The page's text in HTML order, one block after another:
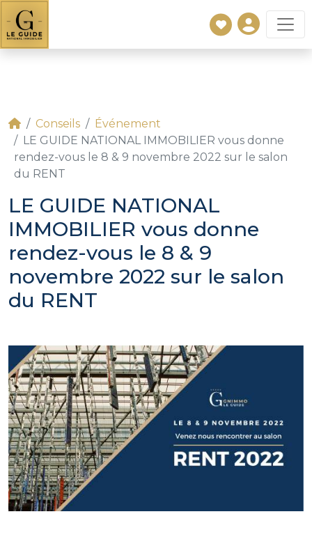
Conseils
Événement
LE GUIDE NATIONAL IMMOBILIER vous donne
rendez-vous le 8 & 9 novembre 2022 sur le salon
du RENT
LE GUIDE NATIONAL
IMMOBILIER vous donne
rendez-vous le 8 & 9
novembre 2022 sur le salon
du RENT